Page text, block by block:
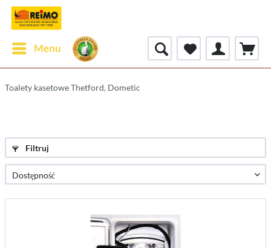
Menu
Toalety kasetowe Thetford, Dometic
Filtruj